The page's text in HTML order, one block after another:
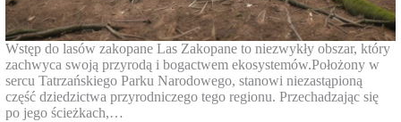
Wstęp do lasów zakopane Las Zakopane to niezwykły obszar, który
zachwyca swoją przyrodą i bogactwem ekosystemów.Położony w
sercu Tatrzańskiego Parku Narodowego, stanowi niezastąpioną
część dziedzictwa przyrodniczego tego regionu. Przechadzając się
po jego ścieżkach,…